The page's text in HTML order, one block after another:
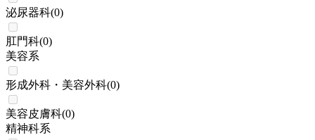
泌尿器科(0)
肛門科(0)
美容系
形成外科・美容外科(0)
美容皮膚科(0)
精神科系